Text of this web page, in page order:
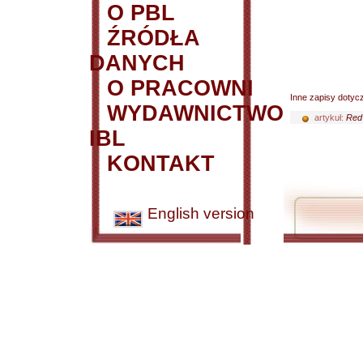
O PBL
ŹRÓDŁA
DANYCH
O PRACOWNI
WYDAWNICTWO
IBL
KONTAKT
English version
Inne zapisy
artykuł: